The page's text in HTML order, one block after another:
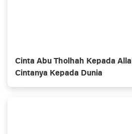
Cinta Abu Tholhah Kepada
Cintanya Kepada Dunia